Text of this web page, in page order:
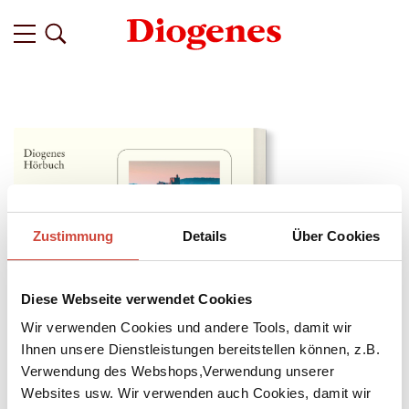
Zustimmung Details Über Cookies
Diese Webseite verwendet Cookies
Wir verwenden Cookies und andere Tools, damit wir
Ihnen unsere Dienstleistungen bereitstellen können, z.B.
Verwendung des Webshops,Verwendung unserer
Websites usw. Wir verwenden auch Cookies, damit wir
Download Bilddatei ↘